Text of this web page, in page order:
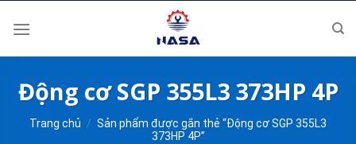
Động cơ SGP 355L3 373HP 4P
Trang chủ / Sản phẩm được gắn thẻ “Động cơ SGP 355L3
373HP 4P”